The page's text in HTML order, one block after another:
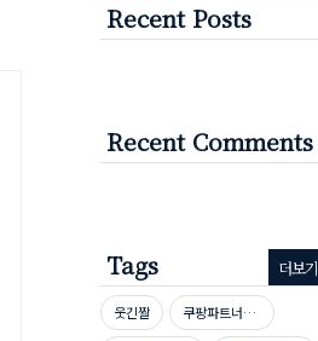
Recent Posts
Recent Comments
Tags 더보기
웃긴짤 쿠팡파트너스신청방법